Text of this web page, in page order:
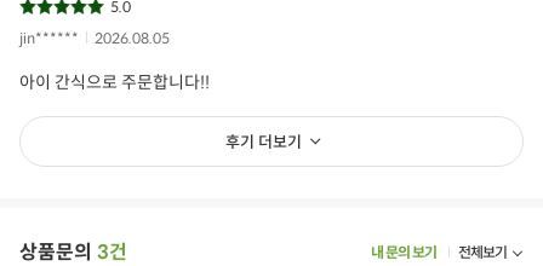
5.0
jin******
2026.08.05
아이 간식으로 주문합니다!!
후기 더보기
상품문의 3건 내 문의 보기 전체보기